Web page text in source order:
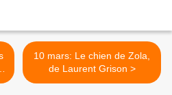
10 mars: Le chien de Zola,
de Laurent Grison >